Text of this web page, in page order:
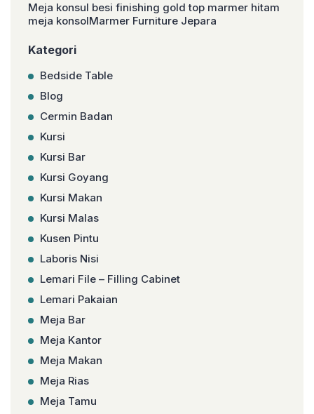
Meja konsul besi finishing gold top marmer hitam
meja konsolMarmer Furniture Jepara
Kategori
Bedside Table
Blog
Cermin Badan
Kursi
Kursi Bar
Kursi Goyang
Kursi Makan
Kursi Malas
Kusen Pintu
Laboris Nisi
Lemari File – Filling Cabinet
Lemari Pakaian
Meja Bar
Meja Kantor
Meja Makan
Meja Rias
Meja Tamu